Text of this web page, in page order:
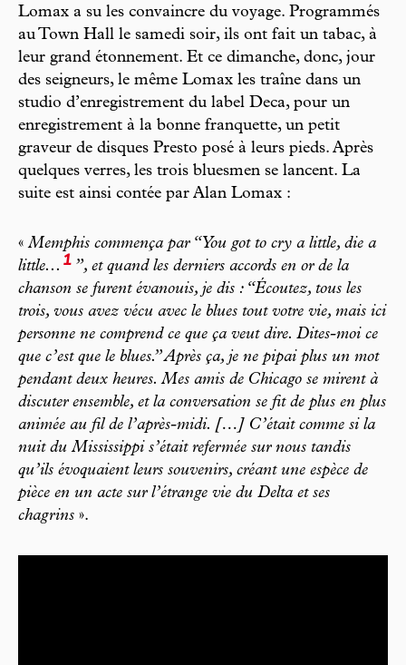
Lomax a su les convaincre du voyage. Programmés
au Town Hall le samedi soir, ils ont fait un tabac, à
leur grand étonnement. Et ce dimanche, donc, jour
des seigneurs, le même Lomax les traîne dans un
studio d’enregistrement du label Deca, pour un
enregistrement à la bonne franquette, un petit
graveur de disques Presto posé à leurs pieds. Après
quelques verres, les trois bluesmen se lancent. La
suite est ainsi contée par Alan Lomax :
«Memphis commença par “You got to cry a little, die a
little... 1 ”, et quand les derniers accords en or de la
chanson se furent évanouis, je dis : “Écoutez, tous les
trois, vous avez vécu avec le blues tout votre vie, mais ici
personne ne comprend ce que ça veut dire. Dites-moi ce
que c’est que le blues.” Après ça, je ne pipai plus un mot
pendant deux heures. Mes amis de Chicago se mirent à
discuter ensemble, et la conversation se fit de plus en plus
animée au fil de l’après-midi. […] C’était comme si la
nuit du Mississippi s’était refermée sur nous tandis
qu’ils évoquaient leurs souvenirs, créant une espèce de
pièce en un acte sur l’étrange vie du Delta et ses
chagrins ».